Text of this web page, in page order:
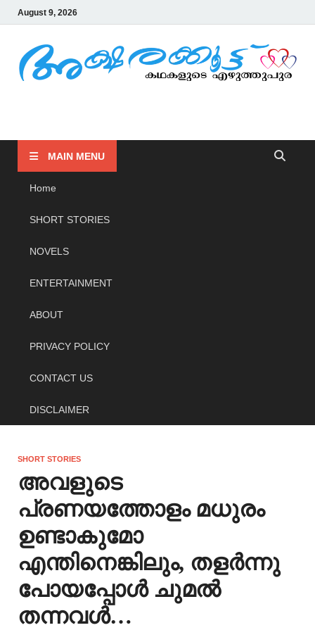
August 9, 2026
MAIN MENU
Home
SHORT STORIES
NOVELS
ENTERTAINMENT
ABOUT
PRIVACY POLICY
CONTACT US
DISCLAIMER
SHORT STORIES
അവളുടെ
പ്രണയത്തോളം മധുരം
ഉണ്ടാകുമോ
എന്തിനെങ്കിലും, തളർന്നു
പോയപ്പോൾ ചുമൽ
തന്നവൾ…